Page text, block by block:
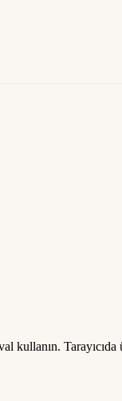
kullanın. Tarayıcıda